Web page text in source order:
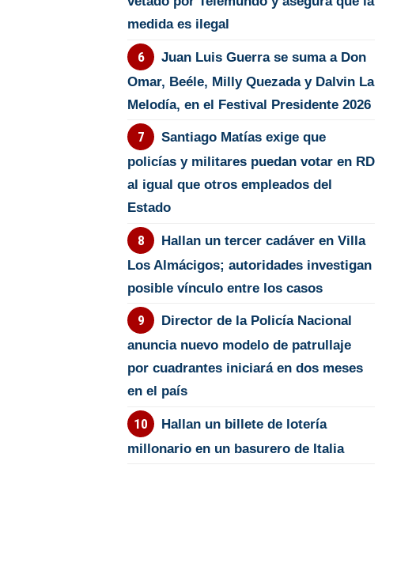
medida es ilegal
Juan Luis Guerra se suma a Don
Omar, Beéle, Milly Quezada y Dalvin La
Melodía, en el Festival Presidente 2026
Santiago Matías exige que
policías y militares puedan votar en RD
al igual que otros empleados del
Estado
Hallan un tercer cadáver en Villa
Los Almácigos; autoridades investigan
posible vínculo entre los casos
Director de la Policía Nacional
anuncia nuevo modelo de patrullaje
por cuadrantes iniciará en dos meses
en el país
Hallan un billete de lotería
millonario en un basurero de Italia